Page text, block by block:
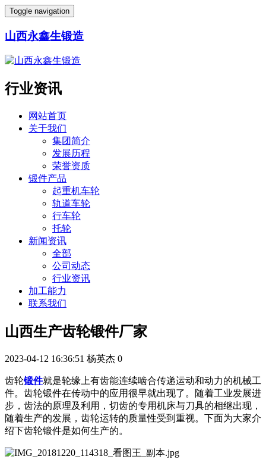
Toggle navigation
山西永鑫生锻造
行业资讯
网站首页
关于我们
集团简介
发展历程
荣誉资质
锻件产品
起重机车轮
轨道车轮
行车轮
托轮
新闻资讯
全部
公司动态
行业资讯
加工能力
联系我们
山西生产齿轮锻件厂家
2023-04-12 16:36:51 杨英杰 0
齿轮锻件就是轮缘上有齿能连续啮合传递运动和动力的机械工
件。齿轮锻件在传动中的应用很早就出现了。随着工业发展进
步，齿法的原理及利用，切齿的专用机床与刀具的相继出现，
随着生产的发展，齿轮运转的质量性受到重视。下面为大家介
绍下齿轮锻件是如何生产的。